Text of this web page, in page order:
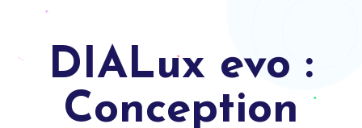
DIALux evo :
Conception